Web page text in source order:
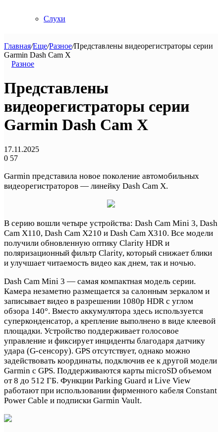
Слухи
Главная/Еще/Разное/Представлены видеорегистраторы серии
Garmin Dash Cam X
Разное
Представлены
видеорегистраторы серии
Garmin Dash Cam X
17.11.2025
0 57
Garmin представила новое поколение автомобильных
видеорегистраторов — линейку Dash Cam X.
В серию вошли четыре устройства: Dash Cam Mini 3, Dash
Cam X110, Dash Cam X210 и Dash Cam X310. Все модели
получили обновленную оптику Clarity HDR и
поляризационный фильтр Clarity, который снижает блики
и улучшает читаемость видео как днем, так и ночью.
Dash Cam Mini 3 — самая компактная модель серии.
Камера незаметно размещается за салонным зеркалом и
записывает видео в разрешении 1080p HDR с углом
обзора 140°. Вместо аккумулятора здесь используется
суперконденсатор, а крепление выполнено в виде клеевой
площадки. Устройство поддерживает голосовое
управление и фиксирует инциденты благодаря датчику
удара (G-сенсору). GPS отсутствует, однако можно
задействовать координаты, подключив ее к другой модели
Garmin с GPS. Поддерживаются карты microSD объемом
от 8 до 512 ГБ. Функции Parking Guard и Live View
работают при использовании фирменного кабеля Constant
Power Cable и подписки Garmin Vault.